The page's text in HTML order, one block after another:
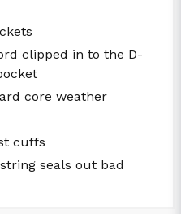
clipped in to the D-
core weather
cuffs
seals out bad